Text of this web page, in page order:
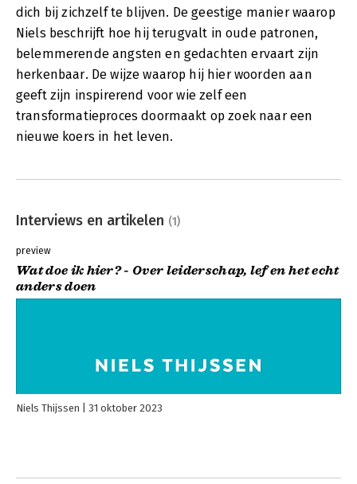
dich bij zichzelf te blijven. De geestige manier waarop
Niels beschrijft hoe hij terugvalt in oude patronen,
belemmerende angsten en gedachten ervaart zijn
herkenbaar. De wijze waarop hij hier woorden aan
geeft zijn inspirerend voor wie zelf een
transformatieproces doormaakt op zoek naar een
nieuwe koers in het leven.
Interviews en artikelen (1)
preview
Wat doe ik hier? - Over leiderschap, lef en het echt
anders doen
Niels Thijssen 31 oktober 2023